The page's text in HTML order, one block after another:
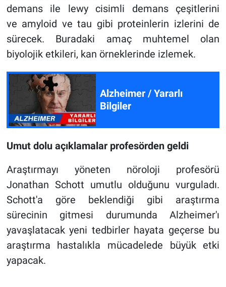
demans ile lewy cisimli demans çeşitlerini
ve amyloid ve tau gibi proteinlerin izlerini de
sürecek. Buradaki amaç muhtemel olan
biyolojik etkileri, kan örneklerinde izlemek.
Alzheimer / Yararlı
Bilgiler
Umut dolu açıklamalar profesörden geldi
Araştırmayı yöneten nöroloji profesörü
Jonathan Schott umutlu olduğunu vurguladı.
Schott'a göre beklendiği gibi araştırma
sürecinin gitmesi durumunda Alzheimer'ı
yavaşlatacak yeni tedbirler hayata geçerse bu
araştırma hastalıkla mücadelede büyük etki
yapacak.